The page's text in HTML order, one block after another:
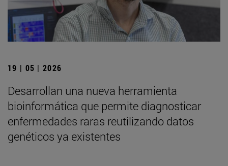
19 | 05 | 2026
Desarrollan una nueva herramienta
bioinformática que permite diagnosticar
enfermedades raras reutilizando datos
genéticos ya existentes